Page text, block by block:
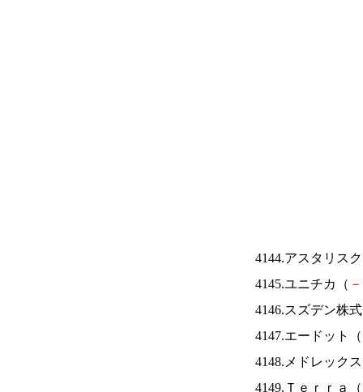
4144.アスタリス
4145.ユニチカ（ －
4146.スズデン株
4147.エードット（
4148.メドレック
4149.Ｔｅｒｒａ（